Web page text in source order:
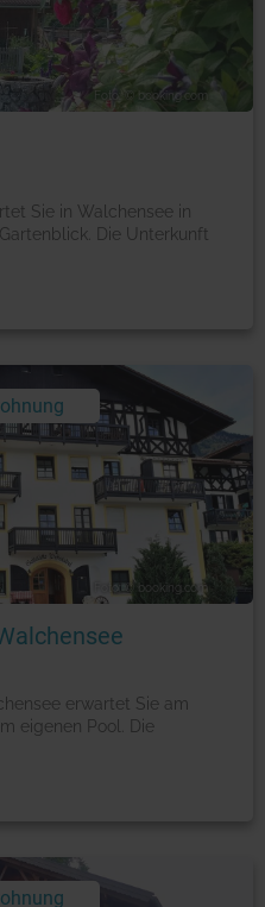
Foto: © booking.com
Sie in Walchensee in
Die Unterkunft
Foto: © booking.com
erwartet Sie am
eigenen Pool. Die